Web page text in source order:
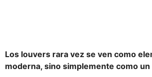
Los louvers rara vez se ven como
moderna, sino simplemente como